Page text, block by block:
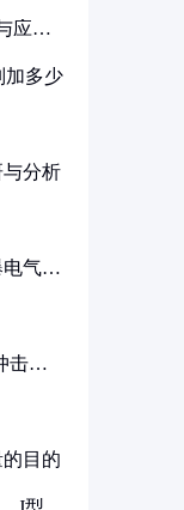
应用
加多少
分析
气设
击要
目的